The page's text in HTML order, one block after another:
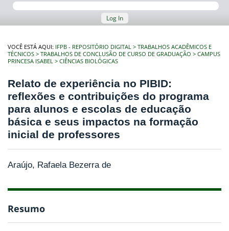
Log In
VOCÊ ESTÁ AQUI: IFPB - REPOSITÓRIO DIGITAL
TRABALHOS ACADÊMICOS E
TÉCNICOS
TRABALHOS DE CONCLUSÃO DE CURSO DE GRADUAÇÃO
CAMPUS
PRINCESA ISABEL
CIÊNCIAS BIOLÓGICAS
Relato de experiência no PIBID:
reflexões e contribuições do programa
para alunos e escolas de educação
básica e seus impactos na formação
inicial de professores
Araújo, Rafaela Bezerra de
Resumo